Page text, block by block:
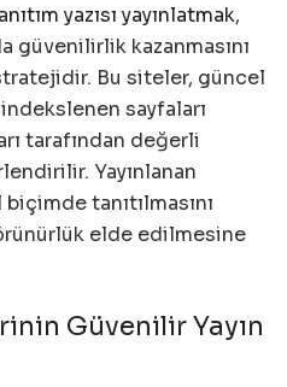
yazısı yayınlatmak,
güvenilirlik kazanmasını
Bu siteler, güncel
sayfaları
tarafından değerli
Yayınlanan
tanıtılmasını
elde edilmesine
Güvenilir Yayın